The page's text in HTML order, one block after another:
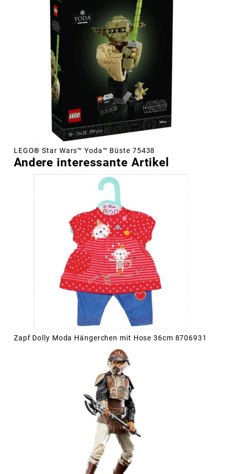
LEGO® Star Wars™ Yoda™ Büste 75438
Andere interessante Artikel
Zapf Dolly Moda Hängerchen mit Hose 36cm 8706931